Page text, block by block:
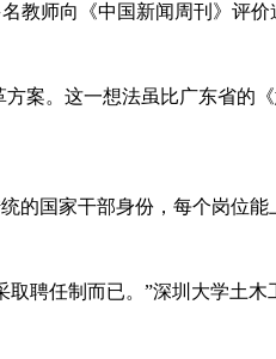
教师向《中国新闻周刊》评价
案。这一想法虽比广东省的
的国家干部身份，每个岗位能
聘任制而已。”深圳大学土